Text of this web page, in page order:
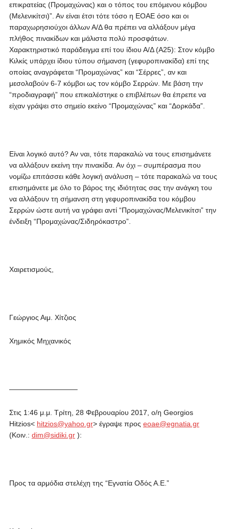
επικρατείας (Προμαχώνας) και ο τόπος του επόμενου κόμβου
(Μελενικίτσι)”. Αν είναι έτσι τότε τόσο η ΕΟΑΕ όσο και οι
παραχωρησιούχοι άλλων Α/Δ θα πρέπει να αλλάξουν μέγα
πλήθος πινακίδων και μάλιστα πολύ προσφάτων.
Χαρακτηριστικό παράδειγμα επί του ίδιου Α/Δ (Α25): Στον κόμβο
Κιλκίς υπάρχει ίδιου τύπου σήμανση (γεφυροπινακίδα) επί της
οποίας αναγράφεται “Προμαχώνας” και “Σέρρες”, αν και
μεσολαβούν 6-7 κόμβοι ως τον κόμβο Σερρών. Με βάση την
“προδιαγραφή” που επικαλέστηκε ο επιβλέπων θα έπρεπε να
είχαν γράψει στο σημείο εκείνο “Προμαχώνας” και “Δορκάδα”.
Είναι λογικό αυτό? Αν ναι, τότε παρακαλώ να τους επισημάνετε
να αλλάξουν εκείνη την πινακίδα. Αν όχι – συμπέρασμα που
νομίζω επιτάσσει κάθε λογική ανάλυση – τότε παρακαλώ να τους
επισημάνετε με όλο το βάρος της ιδιότητας σας την ανάγκη του
να αλλάξουν τη σήμανση στη γεφυροπινακίδα του κόμβου
Σερρών ώστε αυτή να γράφει αντί “Προμαχώνας/Μελενικίτσι” την
ένδειξη “Προμαχώνας/Σιδηρόκαστρο”.
Χαιρετισμούς,
Γεώργιος Αιμ. Χίτζιος
Χημικός Μηχανικός
—————————–
Στις 1:46 μ.μ. Τρίτη, 28 Φεβρουαρίου 2017, ο/η Georgios
Hitzios< hitzios@yahoo.gr> έγραψε προς eoae@egnatia.gr
(Κοιν.: dim@sidiki.gr):
Προς τα αρμόδια στελέχη της “Εγνατία Οδός Α.Ε.”